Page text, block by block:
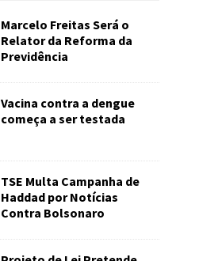
Marcelo Freitas Será o
Relator da Reforma da
Previdência
Vacina contra a dengue
começa a ser testada
TSE Multa Campanha de
Haddad por Notícias
Contra Bolsonaro